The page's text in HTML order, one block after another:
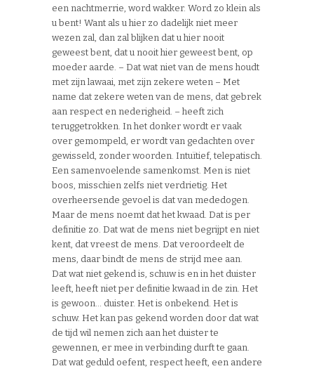
een nachtmerrie, word wakker. Word zo klein als
u bent! Want als u hier zo dadelijk niet meer
wezen zal, dan zal blijken dat u hier nooit
geweest bent, dat u nooit hier geweest bent, op
moeder aarde. – Dat wat niet van de mens houdt
met zijn lawaai, met zijn zekere weten – Met
name dat zekere weten van de mens, dat gebrek
aan respect en nederigheid. – heeft zich
teruggetrokken. In het donker wordt er vaak
over gemompeld, er wordt van gedachten over
gewisseld, zonder woorden. Intuïtief, telepatisch.
Een samenvoelende samenkomst. Men is niet
boos, misschien zelfs niet verdrietig. Het
overheersende gevoel is dat van mededogen.
Maar de mens noemt dat het kwaad. Dat is per
definitie zo. Dat wat de mens niet begrijpt en niet
kent, dat vreest de mens. Dat veroordeelt de
mens, daar bindt de mens de strijd mee aan.
Dat wat niet gekend is, schuw is en in het duister
leeft, heeft niet per definitie kwaad in de zin. Het
is gewoon… duister. Het is onbekend. Het is
schuw. Het kan pas gekend worden door dat wat
de tijd wil nemen zich aan het duister te
gewennen, er mee in verbinding durft te gaan.
Dat wat geduld oefent, respect heeft, een andere